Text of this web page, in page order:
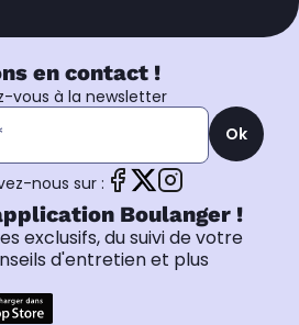
en contact !
vous à la newsletter
Ok
nous sur :
Boulanger !
exclusifs, du suivi de votre
d'entretien et plus